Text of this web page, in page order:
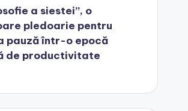
a siestei”, o
pledoarie pentru
pauză într-o epocă
de productivitate